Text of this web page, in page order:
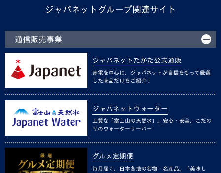
ジャパネットグループ関連サイト
通信販売事業
ジャパネットたかた公式通販
家電を中心に、ジャパネットが自信をもって厳選
した商品だけをご紹介！
ジャパネットウォーター
上質な「富士山の天然水」。安心・安全、こだわ
りのウォーターサーバー
グルメ定期便
毎月届く、日本各地の名物・名産品。「美味し